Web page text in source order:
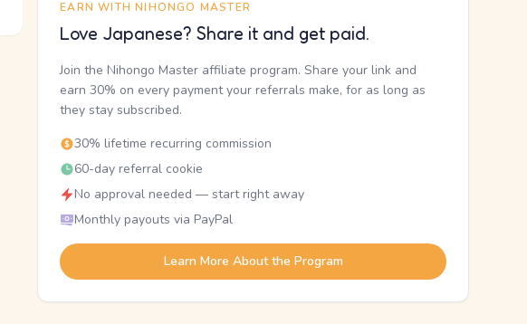
EARN WITH NIHONGO MASTER
Love Japanese? Share it and get paid.
Join the Nihongo Master affiliate program. Share your link and
earn 30% on every payment your referrals make, for as long as
they stay subscribed.
30% lifetime recurring commission
60-day referral cookie
No approval needed — start right away
Monthly payouts via PayPal
Learn More About the Program